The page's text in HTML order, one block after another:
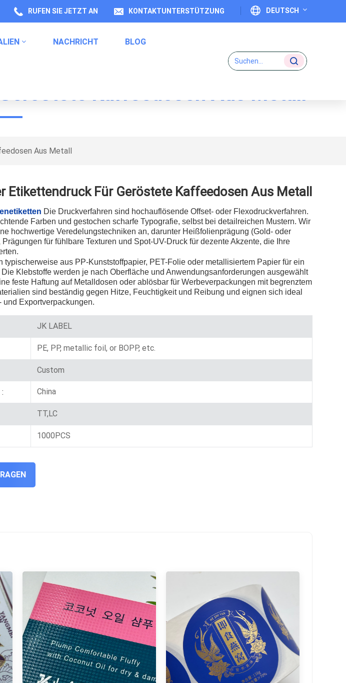
DEUTSCH
English
Deutsch
日本語
بالعربية
Indonesia
norwegian
RUFEN SIE JETZT AN KONTAKTUNTERSTÜTZUNG
NACHRICHT BLOG
Kaffeedosen Aus Metall
Aus Metall
Etikettendruck Für Geröstete Kaffeedosen Aus Metall
Die Druckverfahren sind hochauflösende Offset- oder Flexodruckverfahren.
Farben und gestochen scharfe Typografie, selbst bei detailreichen Mustern. Wir
hochwertige Veredelungstechniken an, darunter Heißfolienprägung (Gold- oder
für fühlbare Texturen und Spot-UV-Druck für dezente Akzente, die Ihre
typischerweise aus PP-Kunststoffpapier, PET-Folie oder metallisiertem Papier für ein
Die Klebstoffe werden je nach Oberfläche und Anwendungsanforderungen ausgewählt
feste Haftung auf Metalldosen oder ablösbar für Werbeverpackungen mit begrenztem
sind beständig gegen Hitze, Feuchtigkeit und Reibung und eignen sich ideal
und Exportverpackungen.
JK LABEL
PE, PP, metallic foil, or BOPP, etc.
Custom
China
TT,LC
1000PCS